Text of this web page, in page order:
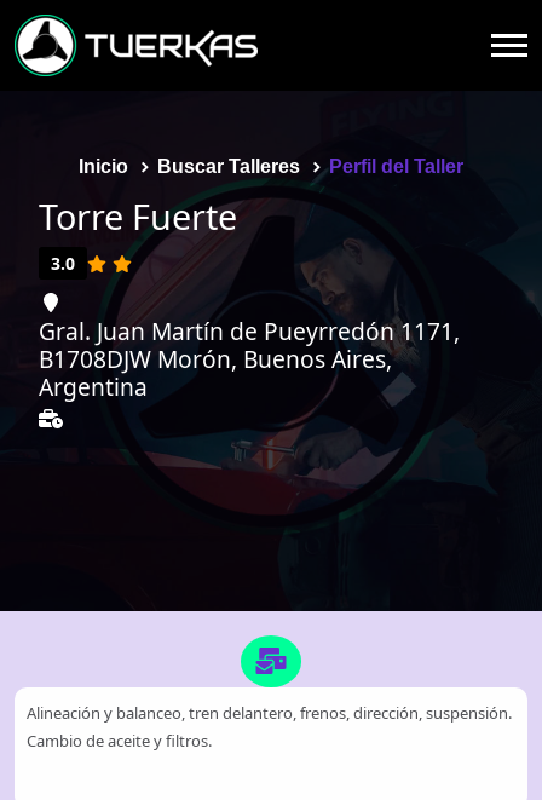
Inicio Buscar Talleres Perfil del Taller
Torre Fuerte
3.0
Gral. Juan Martín de Pueyrredón 1171,
B1708DJW Morón, Buenos Aires,
Argentina
Alineación y balanceo, tren delantero, frenos, dirección, suspensión.
Cambio de aceite y filtros.